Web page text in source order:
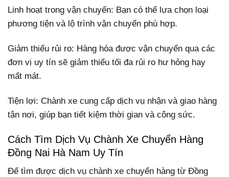
Linh hoạt trong vận chuyển: Bạn có thể lựa chọn loại
phương tiện và lộ trình vận chuyển phù hợp.
Giảm thiểu rủi ro: Hàng hóa được vận chuyển qua các
đơn vị uy tín sẽ giảm thiểu tối đa rủi ro hư hỏng hay
mất mát.
Tiện lợi: Chành xe cung cấp dịch vụ nhận và giao hàng
tận nơi, giúp bạn tiết kiệm thời gian và công sức.
Cách Tìm Dịch Vụ Chành Xe Chuyển Hàng
Đồng Nai Hà Nam Uy Tín
Để tìm được dịch vụ chành xe chuyển hàng từ Đồng